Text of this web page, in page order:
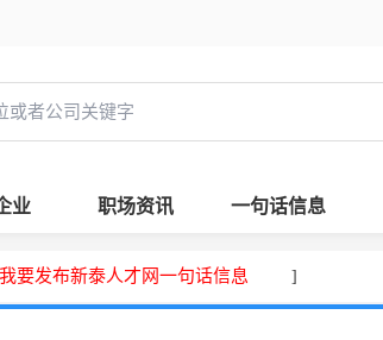
业 职场资讯 一句话信息
我要发布新泰人才网一句话信息 ]